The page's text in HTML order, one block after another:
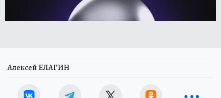
Алексей ЕЛАГИН